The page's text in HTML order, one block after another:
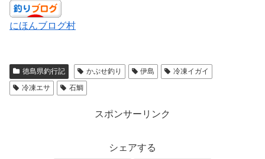
にほんブログ村
徳島県釣行記 かぶせ釣り 伊島
冷凍イガイ
冷凍エサ
石鯛
スポンサーリンク
シェアする